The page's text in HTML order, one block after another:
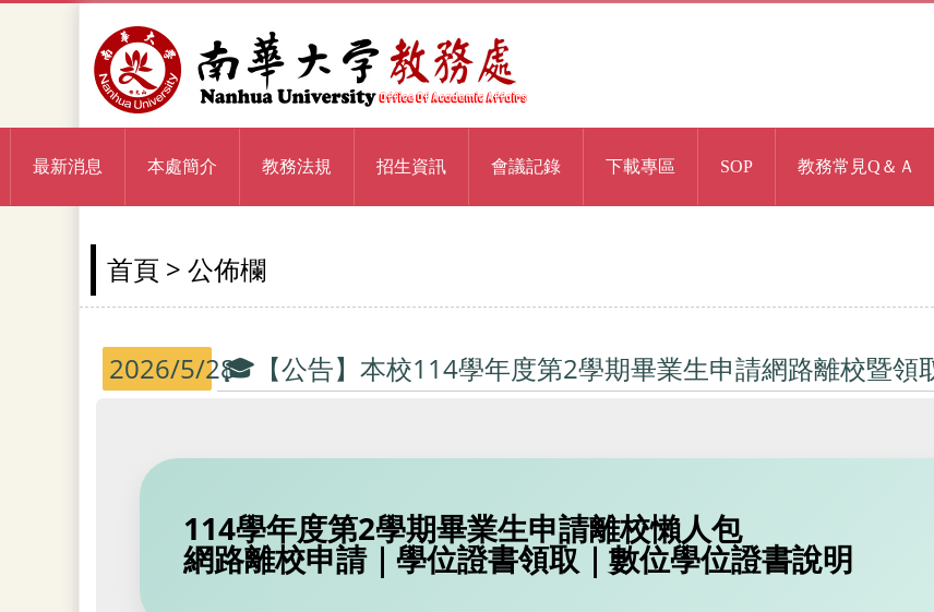
首頁 > 公佈欄
2026/5/28🎓【公告】本校114學年度第2學期畢業生申請網路離校暨領
114學年度第2學期畢業生申請離校懶人包
網路離校申請｜學位證書領取｜數位學位證書說明
最新消息 本處簡介 教務法規 招生資訊 會議記錄 下載專區 SOP 教務常見Q＆Ａ